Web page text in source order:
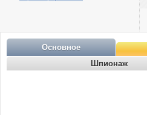
Основное
Шпионаж